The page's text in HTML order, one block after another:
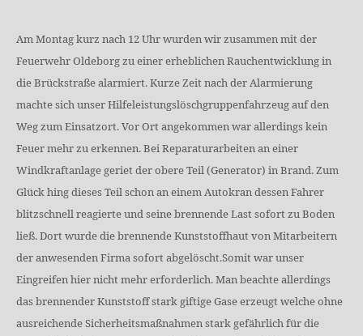
Am Montag kurz nach 12 Uhr wurden wir zusammen mit der
Feuerwehr Oldeborg zu einer erheblichen Rauchentwicklung in
die Brückstraße alarmiert. Kurze Zeit nach der Alarmierung
machte sich unser Hilfeleistungslöschgruppenfahrzeug auf den
Weg zum Einsatzort. Vor Ort angekommen war allerdings kein
Feuer mehr zu erkennen. Bei Reparaturarbeiten an einer
Windkraftanlage geriet der obere Teil (Generator) in Brand. Zum
Glück hing dieses Teil schon an einem Autokran dessen Fahrer
blitzschnell reagierte und seine brennende Last sofort zu Boden
ließ. Dort wurde die brennende Kunststoffhaut von Mitarbeitern
der anwesenden Firma sofort abgelöscht.Somit war unser
Eingreifen hier nicht mehr erforderlich. Man beachte allerdings
das brennender Kunststoff stark giftige Gase erzeugt welche ohne
ausreichende Sicherheitsmaßnahmen stark gefährlich für die